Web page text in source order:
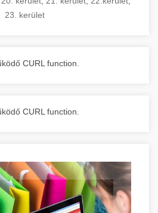
23. kerület
CURL function.
CURL function.